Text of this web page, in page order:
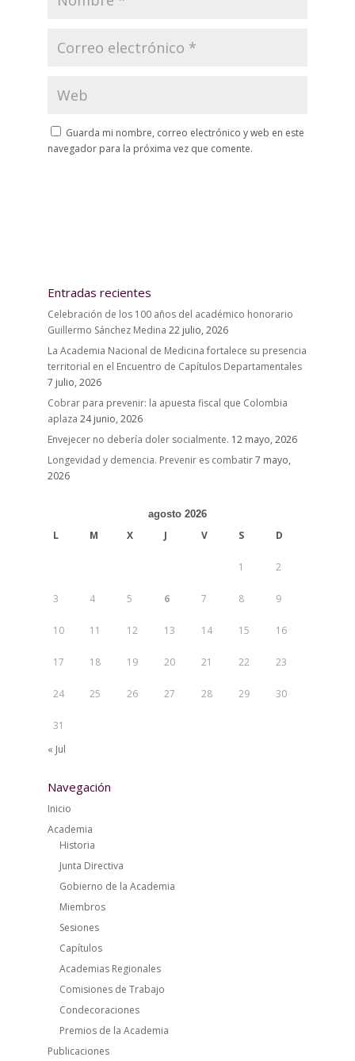
Guarda mi nombre, correo electrónico y web en este
navegador para la próxima vez que comente.
Entradas recientes
Celebración de los 100 años del académico honorario
Guillermo Sánchez Medina 22 julio, 2026
La Academia Nacional de Medicina fortalece su presencia
territorial en el Encuentro de Capítulos Departamentales
7 julio, 2026
Cobrar para prevenir: la apuesta fiscal que Colombia
aplaza 24 junio, 2026
Envejecer no debería doler socialmente. 12 mayo, 2026
Longevidad y demencia. Prevenir es combatir7 mayo,
2026
agosto 2026
L M X J V S D
1 2
3 4 5 6 7 8 9
10 11 12 13 14 15 16
17 18 19 20 21 22 23
24 25 26 27 28 29 30
31
« Jul
Navegación
Inicio
Academia
Historia
Junta Directiva
Gobierno de la Academia
Miembros
Sesiones
Capítulos
Academias Regionales
Comisiones de Trabajo
Condecoraciones
Premios de la Academia
Publicaciones